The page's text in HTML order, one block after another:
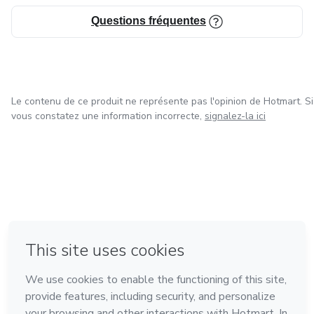
est un must-have pour toute personne cherchant à
améliorer ses relations personnelles. Nous sommes
Questions fréquentes
Le contenu de ce produit ne représente pas l'opinion de Hotmart. Si
vous constatez une information incorrecte, signalez-la ici
Fait avec ❤ à Belo Horizonte